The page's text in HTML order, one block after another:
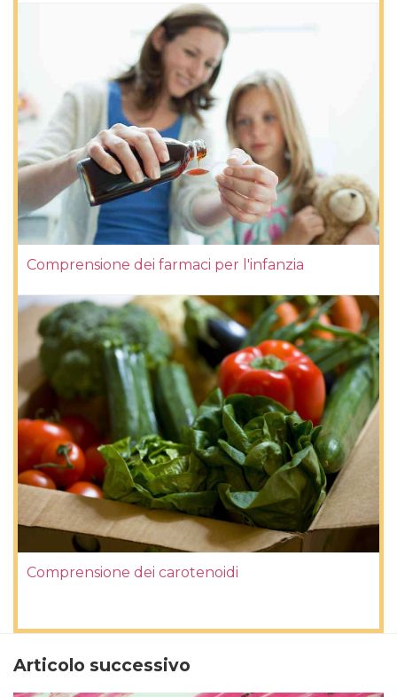
Comprensione dei farmaci per l'infanzia
Comprensione dei carotenoidi
Articolo successivo